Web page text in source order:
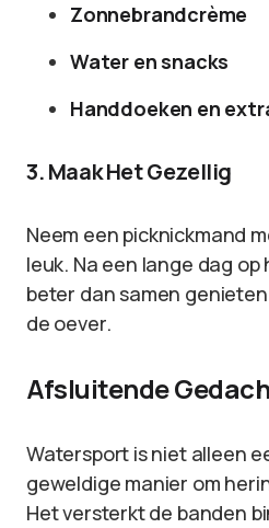
Zonnebrandcrème
Water en snacks
Handdoeken en
3. Maak Het Gezellig
Neem een picknickmand
leuk. Na een lange dag
beter dan samen
de oever.
Afsluitende
Watersport is niet alleen
geweldige manier om
Het versterkt de banden